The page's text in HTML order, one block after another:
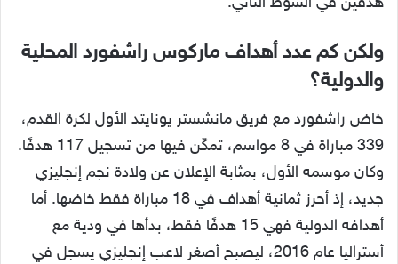
ولكن كم عدد أهداف ماركوس راشفورد المحلية
والدولية؟
خاض راشفورد مع فريق مانشستر يونايتد الأول لكرة القدم،
339 مباراة في 8 مواسم، تمكّن فيها من تسجيل 117 هدفًا.
وكان موسمه الأول، بمثابة الإعلان عن ولادة نجم إنجليزي
جديد، إذ أحرز ثمانية أهداف في 18 مباراة فقط خاضها. أما
أهدافه الدولية فهي 15 هدفًا فقط، بدأها في ودية مع
أستراليا عام 2016، ليصبح أصغر لاعب إنجليزي يسجل في